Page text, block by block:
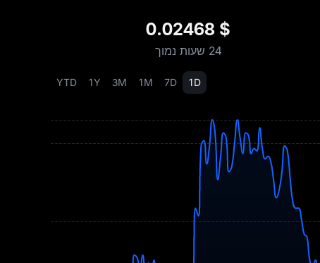
$ 0.02468
24 שעות נמוך
1D
7D
1M
3M
1Y
YTD